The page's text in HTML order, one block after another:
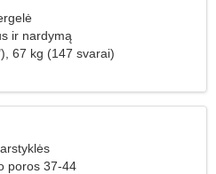
ir nardymą
67 kg (147 svarai)
poros 37-44